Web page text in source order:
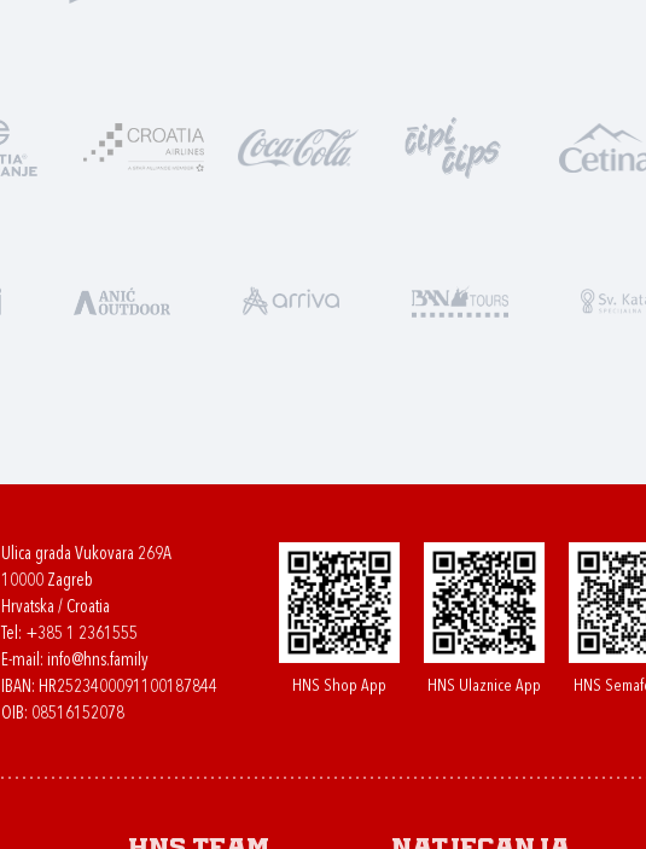
Ulica grada Vukovara 269A
10000 Zagreb
Hrvatska / Croatia
Tel: +385 1 2361555
E-mail: info@hns.family
IBAN: HR2523400091100187844
OIB: 08516152078
HNS Shop App HNS Ulaznice App HNS